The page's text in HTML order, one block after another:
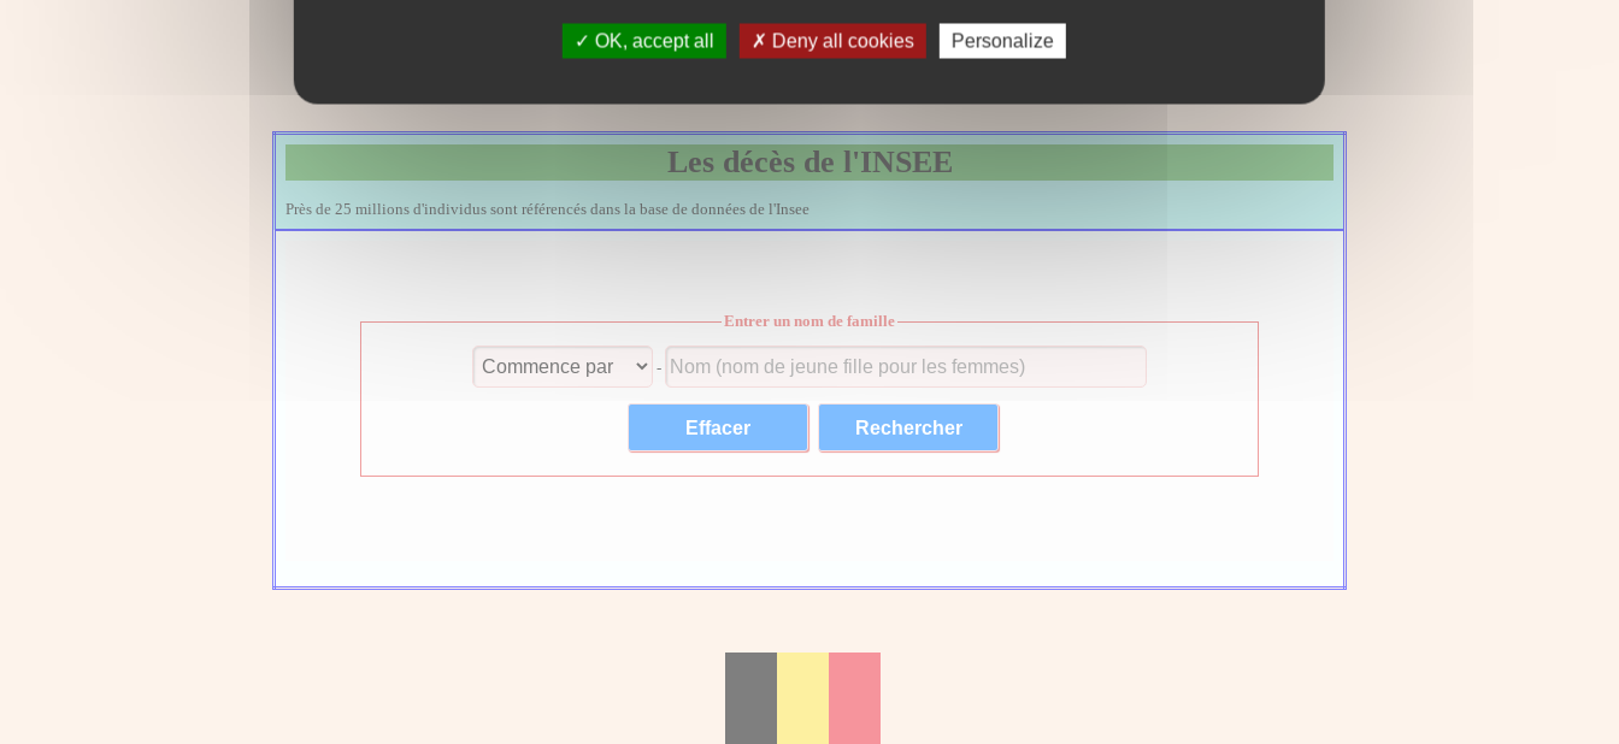
Liste des dépôts d'archives en Fance.
Les décès de l'INSEE
Près de 25 millions d'individus sont référencés dans la base de données de l'Insee
Entrer un nom de famille
-
OK, accept all Deny all cookies Personalize